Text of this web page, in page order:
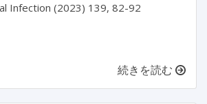
Infection (2023) 139, 82-92
続きを読む